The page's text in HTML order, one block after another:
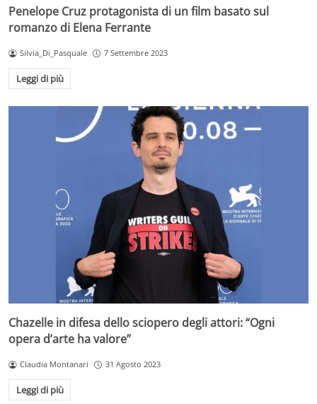
Penelope Cruz protagonista di un film basato sul
romanzo di Elena Ferrante
Silvia_Di_Pasquale 7 Settembre 2023
Leggi di più
Chazelle in difesa dello sciopero degli attori: “Ogni
opera d’arte ha valore”
Claudia Montanari 31 Agosto 2023
Leggi di più